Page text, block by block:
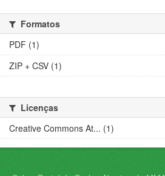
Formatos
PDF (1)
ZIP + CSV (1)
Licenças
Creative Commons At... (1)